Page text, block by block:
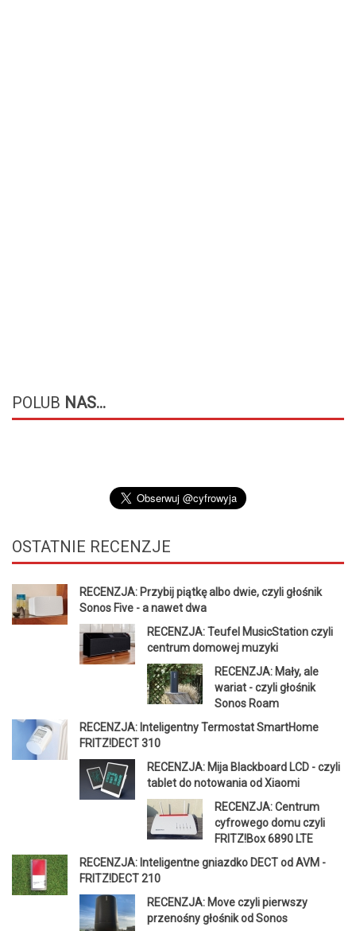
POLUB NAS...
OSTATNIE RECENZJE
RECENZJA: Przybij piątkę albo dwie, czyli głośnik
Sonos Five - a nawet dwa
RECENZJA: Teufel MusicStation czyli
centrum domowej muzyki
RECENZJA: Mały, ale
wariat - czyli głośnik
Sonos Roam
RECENZJA: Inteligentny Termostat SmartHome
FRITZ!DECT 310
RECENZJA: Mija Blackboard LCD - czyli
tablet do notowania od Xiaomi
RECENZJA: Centrum
cyfrowego domu czyli
FRITZ!Box 6890 LTE
RECENZJA: Inteligentne gniazdko DECT od AVM -
FRITZ!DECT 210
RECENZJA: Move czyli pierwszy
przenośny głośnik od Sonos